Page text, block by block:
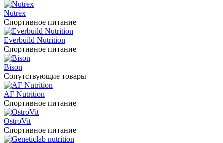
Nutrex
Спортивное питание
Everbuild Nutrition
Спортивное питание
Bison
Сопутствующие товары
AF Nutrition
Спортивное питание
OstroVit
Спортивное питание